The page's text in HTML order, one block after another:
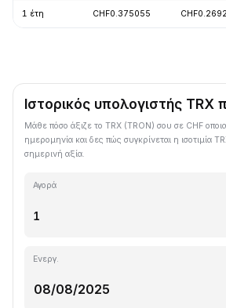
1 έτη CHF0.375055
Ιστορικός υπολογιστής TRX
Μάθε πόσο άξιζε το TRX (TRON) σου σε CHF
ημερομηνία και δες πώς συγκρίνεται η ισοτιμία
σημερινή αξία.
Αγορά
Ενεργ.